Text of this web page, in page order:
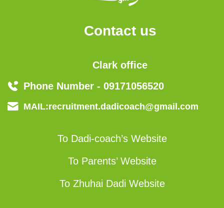
Contact us
Clark office
Phone Number - 09171056520
MAIL:recruitment.dadicoach@gmail.com
To Dadi-coach’s Website
To Parents’ Website
To Zhuhai Dadi Website